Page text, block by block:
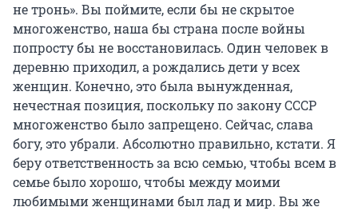
не тронь». Вы поймите, если бы не скрытое
многоженство, наша бы страна после войны
попросту бы не восстановилась. Один человек в
деревню приходил, а рождались дети у всех
женщин. Конечно, это была вынужденная,
нечестная позиция, поскольку по закону СССР
многоженство было запрещено. Сейчас, слава
богу, это убрали. Абсолютно правильно, кстати. Я
беру ответственность за всю семью, чтобы всем в
семье было хорошо, чтобы между моими
любимыми женщинами был лад и мир. Вы же